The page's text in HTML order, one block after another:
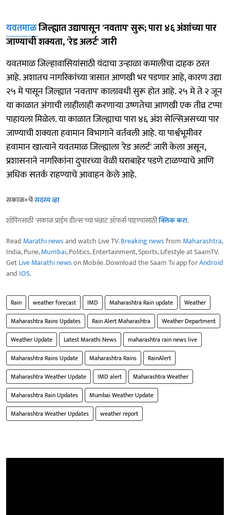
यवतमाळजिल्ह्यात उद्यापासून 'नवताप' सुरू; पारा ४६ अंशांच्या पार
जाण्याची शक्यता, 'रेड अलर्ट' जारी
यवतमाळ जिल्हावासियांसाठी यंदाचा उन्हाळा कमालीचा दाहक ठरत
आहे. अशातच नागरिकांच्या त्रासात आणखी भर पडणार आहे, कारण उद्या
२५ मे पासून जिल्ह्यात 'नवताप' कालावधी सुरू होत आहे. २५ मे ते २ जून
या काळात अंगाची लाहीलाही करणाऱ्या उष्णतेचा आणखी एक तीव्र टप्पा
पाहायला मिळेल. या काळात जिल्ह्याचा पारा ४६ अंश सेल्सिअसच्या पार
जाण्याची शक्यता हवामान विभागाने वर्तवली आहे. या पार्श्वभूमीवर
हवामान खात्याने यवतमाळ जिल्ह्याला 'रेड अलर्ट' जारी केला असून,
प्रशासनाने नागरिकांना दुपारच्या वेळी घराबाहेर पडणे टाळण्याचे आणि
अधिक सतर्क राहण्याचे आवाहन केले आहे.
सकाळ+चेसदस्य व्हा
शॉपिंगसाठी 'सकाळ प्राईम डील्स'च्या भन्नाट ऑफर्स पाहण्यासाठीक्लिक करा.
Read Marathi newsand watch Live TV.Breaking newsfrom Maharashtra,
India, Pune,Mumbai, Politics, Entertainment, Sports, Lifestyle at SaamTV.
GetLive Marathi newson Mobile. Download the Saam Tv app forAndroid
and IOS.
Rain weather forecast IMD Maharashtra Rain update
Weather
Maharashtra Rains Updates
Rain Alert Maharashtra
Weather Department
Weather Update
Latest Marathi News
maharashtra rain news live
Maharashtra Rains Update
Maharashtra Rains
RainAlert
Maharashtra Weather Update
IMD alert
Maharashtra Weather
Maharashtra Rain Updates
Mumbai Weather Update
Maharashtra Weather Updates
weather report